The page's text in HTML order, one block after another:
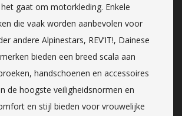
gaat om motorkleding. Enkele
die vaak worden aanbevolen voor
andere Alpinestars, REV’IT!, Dainese
bieden een breed scala aan
handschoenen en accessoires
de hoogste veiligheidsnormen en
en stijl bieden voor vrouwelijke